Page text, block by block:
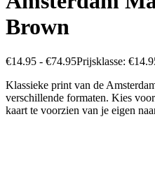
Brown
€14.95 - €74.95Prijsklasse:
Klassieke print van de
verschillende formaten. Kies
kaart te voorzien van je eigen